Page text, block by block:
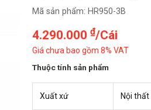
Mã sản phẩm: HR950-3B
4.290.000₫/Cái
Giá chưa bao gồm 8% VAT
Thuộc tính sản phẩm
Xuất xứ Nội thất